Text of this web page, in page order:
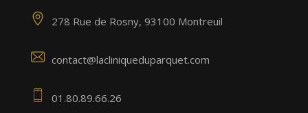
278 Rue de Rosny, 93100 Montreuil
contact@lacliniqueduparquet.com
01.80.89.66.26